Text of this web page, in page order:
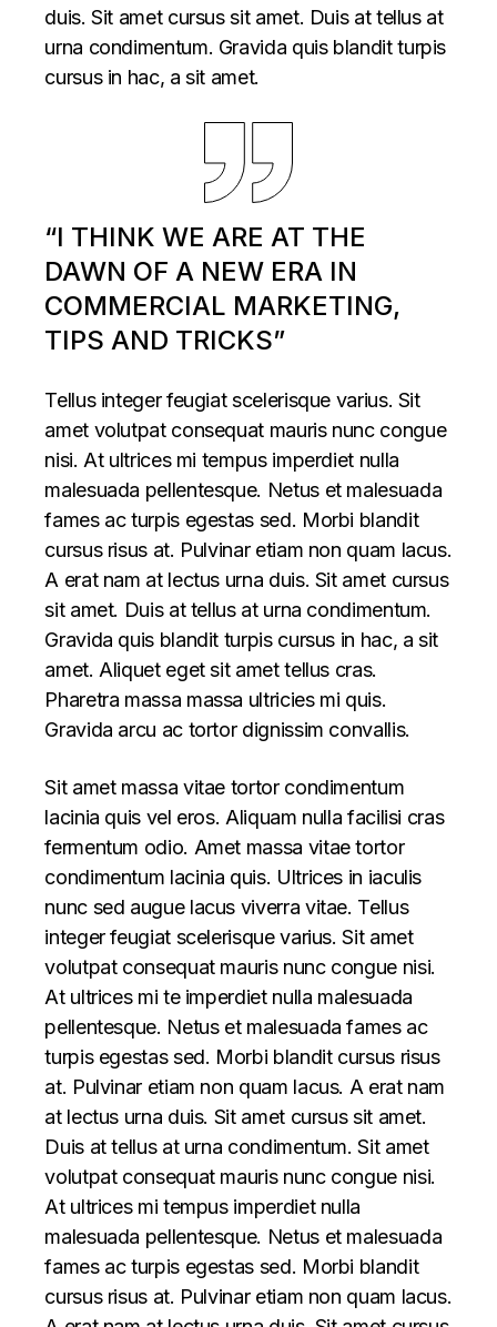
duis. Sit amet cursus sit amet. Duis at tellus at
urna condimentum. Gravida quis blandit turpis
cursus in hac, a sit amet.
“I THINK WE ARE AT THE
DAWN OF A NEW ERA IN
COMMERCIAL MARKETING,
TIPS AND TRICKS”
Tellus integer feugiat scelerisque varius. Sit
amet volutpat consequat mauris nunc congue
nisi. At ultrices mi tempus imperdiet nulla
malesuada pellentesque. Netus et malesuada
fames ac turpis egestas sed. Morbi blandit
cursus risus at. Pulvinar etiam non quam lacus.
A erat nam at lectus urna duis. Sit amet cursus
sit amet. Duis at tellus at urna condimentum.
Gravida quis blandit turpis cursus in hac, a sit
amet. Aliquet eget sit amet tellus cras.
Pharetra massa massa ultricies mi quis.
Gravida arcu ac tortor dignissim convallis.
Sit amet massa vitae tortor condimentum
lacinia quis vel eros. Aliquam nulla facilisi cras
fermentum odio. Amet massa vitae tortor
condimentum lacinia quis. Ultrices in iaculis
nunc sed augue lacus viverra vitae. Tellus
integer feugiat scelerisque varius. Sit amet
volutpat consequat mauris nunc congue nisi.
At ultrices mi te imperdiet nulla malesuada
pellentesque. Netus et malesuada fames ac
turpis egestas sed. Morbi blandit cursus risus
at. Pulvinar etiam non quam lacus. A erat nam
at lectus urna duis. Sit amet cursus sit amet.
Duis at tellus at urna condimentum. Sit amet
volutpat consequat mauris nunc congue nisi.
At ultrices mi tempus imperdiet nulla
malesuada pellentesque. Netus et malesuada
fames ac turpis egestas sed. Morbi blandit
cursus risus at. Pulvinar etiam non quam lacus.